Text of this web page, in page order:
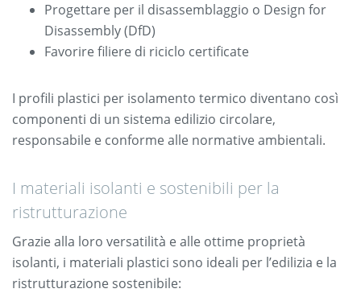
Progettare per il disassemblaggio o Design for
Disassembly (DfD)
Favorire filiere di riciclo certificate
I profili plastici per isolamento termico diventano così
componenti di un sistema edilizio circolare,
responsabile e conforme alle normative ambientali.
I materiali isolanti e sostenibili per la
ristrutturazione
Grazie alla loro versatilità e alle ottime proprietà
isolanti, i materiali plastici sono ideali per l’edilizia e la
ristrutturazione sostenibile: